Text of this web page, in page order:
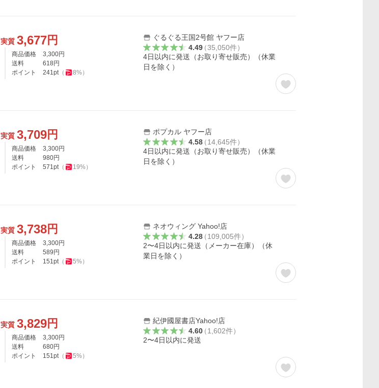
実質 3,677円
商品価格 3,300円
送料
618 円
ポイント
241pt（ 8%）
ぐるぐる王国2号館 ヤフー店
4.49（35,050件）
4日以内に発送（お取り寄せ販売）（休業
日を除く）
実質 3,709円
商品価格 3,300円
送料
980円
ポイント
571pt（ 19%）
ポプカル ヤフー店
4.58（14,645件）
4日以内に発送（お取り寄せ販売）（休業
日を除く）
実質 3,738円
商品価格 3,300円
送料
589 円
ポイント
151pt（ 5%）
ネオウィング Yahoo!店
4.28（109,005件）
2〜4日以内に発送（メーカー在庫）（休
業日を除く）
実質 3,829円
商品価格 3,300円
送料
680円
ポイント
151pt（ 5%）
紀伊國屋書店Yahoo!店
4.60（1,602件）
2〜4日以内に発送